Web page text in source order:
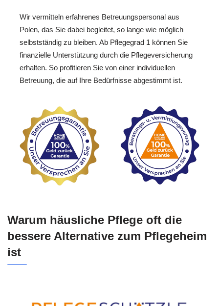
Wir vermitteln erfahrenes Betreuungspersonal aus
Polen, das Sie dabei begleitet, so lange wie möglich
selbstständig zu bleiben. Ab Pflegegrad 1 können Sie
finanzielle Unterstützung durch die Pflegeversicherung
erhalten. So profitieren Sie von einer individuellen
Betreuung, die auf Ihre Bedürfnisse abgestimmt ist.
Warum häusliche Pflege oft die
bessere Alternative zum Pflegeheim
ist